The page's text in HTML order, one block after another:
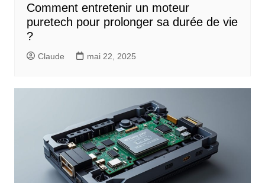
Comment entretenir un moteur
puretech pour prolonger sa durée de vie
?
Claude mai 22, 2025